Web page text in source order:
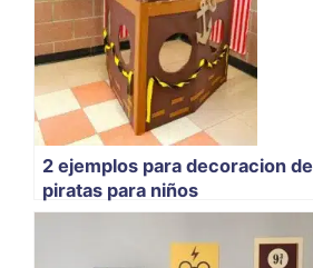
2 ejemplos para decoracion de
piratas para niños